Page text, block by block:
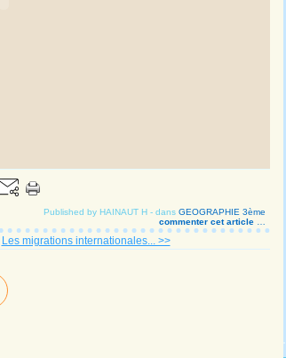
Published by HAINAUT H - dans GEOGRAPHIE 3ème
commenter cet article
Les migrations internationales... >>